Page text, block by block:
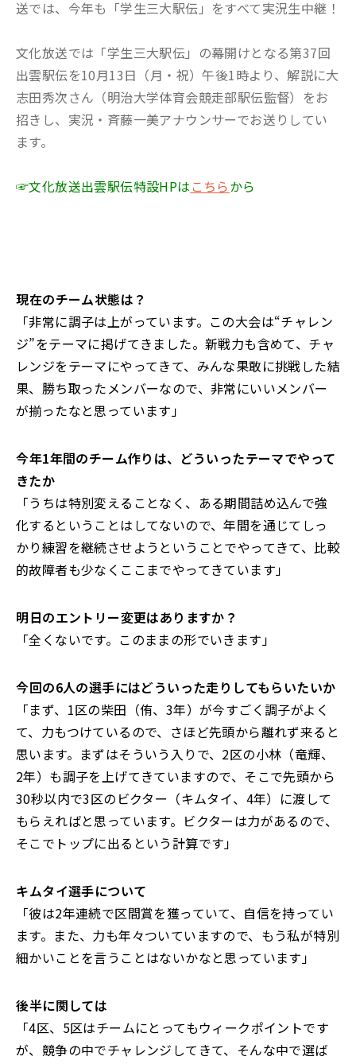
送では、今年も「学生三大駅伝」をすべて実況生中継！
文化放送では「学生三大駅伝」の幕開けとなる第37回
出雲駅伝を10月13日（月・祝）午後1時より、解説に大
志田秀次さん（明治大学体育会競走部駅伝監督）をお
招きし、実況・斉藤一美アナウンサーでお送りしてい
ます。
☞文化放送出雲駅伝特設HPは こちらから
――現在のチーム状態は？
「非常に調子は上がっています。この大会は“チャレン
ジ”をテーマに掲げてきました。新戦力も含めて、チャ
レンジをテーマにやってきて、みんな果敢に挑戦した結
果、勝ち取ったメンバーなので、非常にいいメンバー
が揃ったなと思っています」
――今年1年間のチーム作りは、どういったテーマでやって
きたか
「うちは特別変えることなく、ある期間詰め込んで強
化するということはしてないので、年間を通じてしっ
かり練習を継続させようということでやってきて、比較
的故障者も少なくここまでやってきています」
――明日のエントリー変更はありますか？
「全くないです。このままの形でいきます」
――今回の6人の選手にはどういった走りしてもらいたいか
「まず、1区の柴田（侑、3年）が今すごく調子がよく
て、力もつけているので、さほど先頭から離れず来ると
思います。まずはそういう入りで、2区の小林（竜輝、
2年）も調子を上げてきていますので、そこで先頭から
30秒以内で3区のビクター（キムタイ、4年）に渡して
もらえればと思っています。ビクターは力があるので、
そこでトップに出るという計算です」
――キムタイ選手について
「彼は2年連続で区間賞を獲っていて、自信を持ってい
ます。また、力も年々ついていますので、もう私が特別
細かいことを言うことはないかなと思っています」
――後半に関しては
「4区、5区はチームにとってもウィークポイントです
が、競争の中でチャレンジしてきて、そんな中で選ば